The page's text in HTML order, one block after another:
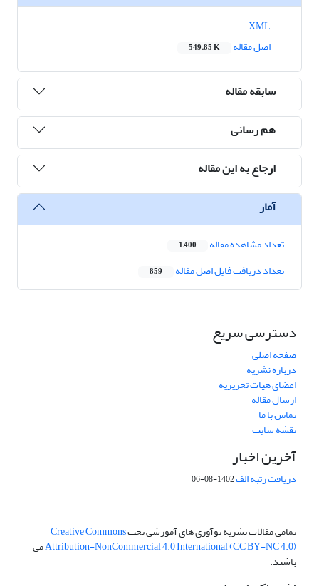
اصل مقاله
549.85 K
سابقه مقاله
هم رسانی
ارجاع به این مقاله
آمار
تعداد مشاهده مقاله 1,400
تعداد دریافت فایل اصل مقاله 859
دسترسی سریع
صفحه اصلی
درباره نشریه
اعضای هیات تحریریه
ارسال مقاله
تماس با ما
نقشه سایت
آخرین اخبار
دریافت رتبه الف1402-08-06
تمامی مقالات نشریه نوآوری های آموزشی تحتCreative Commons
Attribution-NonCommercial 4.0 International (CC BY-NC 4.0)می
باشند.